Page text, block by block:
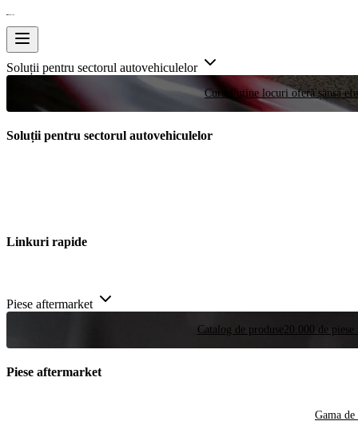
Soluții pentru sectorul autovehiculelor
Curse Puține locuri oferă șansa
Soluții pentru sectorul autovehiculelor
Linkuri rapide
Piese aftermarket
Catalog de produse 20.000 de
Piese aftermarket
Gama de